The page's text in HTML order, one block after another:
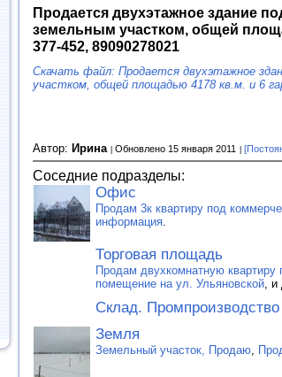
Продается двухэтажное здание
земельным участком, общей
377-452, 89090278021
Скачать файл: Продается двухэтажное
участком, общей площадью 4178 кв.м. и 6
Автор: Ирина Обновлено 15 января 2011
Соседние подразделы:
Офис
Продам 3к квартиру под
информация
Торговая площадь
Продам двухкомнатную квартиру
помещение на ул. Ульяновской ,
Склад. Промпроизводство
Земля
Земельный участок, Продаю